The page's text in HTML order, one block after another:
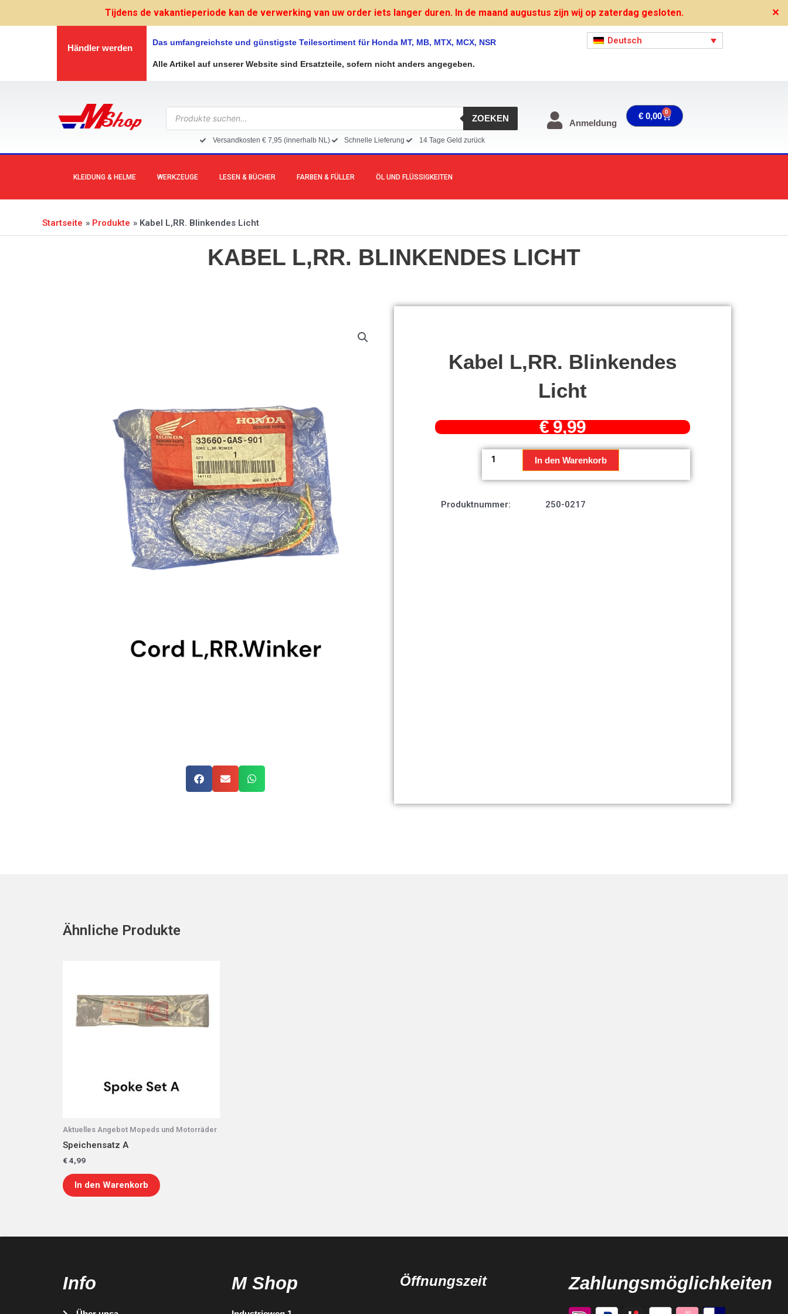
Tijdens de vakantieperiode kan de verwerking van uw order iets langer duren. In de maand augustus zijn wij op zaterdag gesloten. ✕
Händler werden
Das umfangreichste und günstigste Teilesortiment für Honda MT, MB, MTX, MCX, NSR
Alle Artikel auf unserer Website sind Ersatzteile, sofern nicht anders angegeben.
Deutsch
Products
search
ZOEKEN
Versandkosten € 7,95 (innerhalb NL) Schnelle Lieferung 14 Tage Geld zurück
Anmeldung
€ 0,00 0 Warenkorb
KLEIDUNG & HELME WERKZEUGE LESEN & BÜCHER FARBEN & FÜLLER ÖL UND FLÜSSIGKEITEN
Startseite Produkte Kabel L,RR. Blinkendes Licht
KABEL L,RR. BLINKENDES LICHT
Kabel L,RR. Blinkendes
Licht
€9,99
Kabel
Blinkendes
In den Warenkorb
Produktnummer: 250-0217
Ähnliche Produkte
Aktuelles Angebot Mopeds und Motorräder
Speichensatz A
€4,99
In den Warenkorb
Info M Shop Öffnungszeit Zahlungsmöglichkeiten